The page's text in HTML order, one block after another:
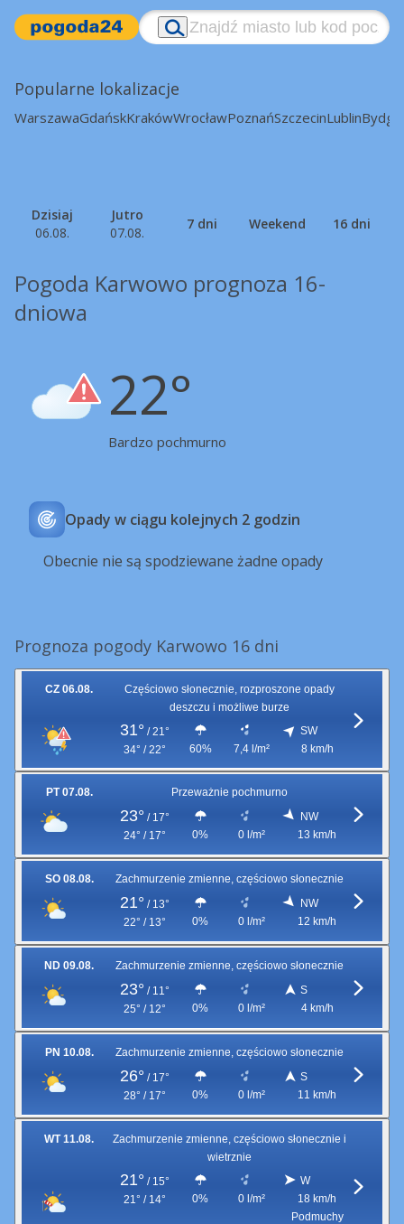
Popularne lokalizacje
WarszawaGdańskKrakówWrocławPoznańSzczecinLublin
Dzisiaj
06.08.
Jutro
07.08.
7 dni Weekend 16 dni
Pogoda Karwowo prognoza 16-
dniowa
22°
Bardzo pochmurno
Opady w ciągu kolejnych 2 godzin
Obecnie nie są spodziewane żadne opady
Prognoza pogody Karwowo 16 dni
CZ 06.08.
Częściowo słonecznie, rozproszone opady
deszczu i możliwe burze
31° / 21°
34° / 22°
60% 7,4 l/m²
SW
8 km/h
PT 07.08. Przeważnie pochmurno
23° / 17°
24° / 17°
0% 0 l/m²
NW
13 km/h
SO 08.08. Zachmurzenie zmienne, częściowo słonecznie
21° / 13°
22° / 13°
0% 0 l/m²
NW
12 km/h
ND 09.08. Zachmurzenie zmienne, częściowo słonecznie
23° / 11°
25° / 12°
0% 0 l/m²
S
4 km/h
PN 10.08. Zachmurzenie zmienne, częściowo słonecznie
26° / 17°
28° / 17°
0% 0 l/m²
S
11 km/h
WT 11.08.
Zachmurzenie zmienne, częściowo słonecznie i
wietrznie
21° / 15°
21° / 14°
0% 0 l/m²
W
18 km/h
Podmuchy